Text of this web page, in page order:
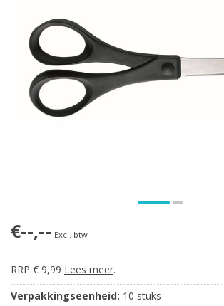
€--,-- Excl. btw
RRP € 9,99 Lees meer.
Verpakkingseenheid: 10 stuks